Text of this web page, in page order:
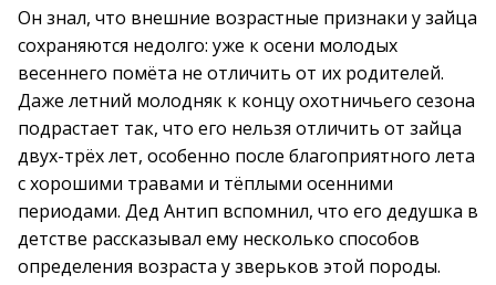
Он знал, что внешние возрастные признаки у зайца
сохраняются недолго: уже к осени молодых
весеннего помёта не отличить от их родителей.
Даже летний молодняк к концу охотничьего сезона
подрастает так, что его нельзя отличить от зайца
двух-трёх лет, особенно после благоприятного лета
с хорошими травами и тёплыми осенними
периодами. Дед Антип вспомнил, что его дедушка в
детстве рассказывал ему несколько способов
определения возраста у зверьков этой породы.